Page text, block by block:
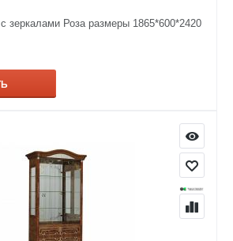
зеркалами Роза размеры 1865*600*2420